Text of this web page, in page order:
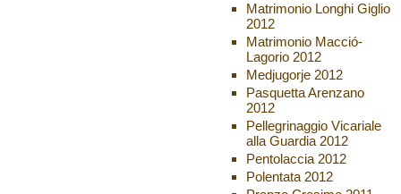
Matrimonio Longhi Giglio
2012
Matrimonio Macció-
Lagorio 2012
Medjugorje 2012
Pasquetta Arenzano
2012
Pellegrinaggio Vicariale
alla Guardia 2012
Pentolaccia 2012
Polentata 2012